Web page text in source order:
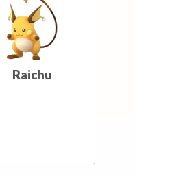
Raichu